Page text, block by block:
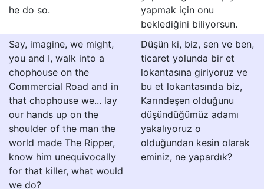
he do so.
yapmak için onu
beklediğini biliyorsun.
Say, imagine, we might,
you and I, walk into a
chophouse on the
Commercial Road and in
that chophouse we... lay
our hands up on the
shoulder of the man the
world made The Ripper,
know him unequivocally
for that killer, what would
we do?
Düşün ki, biz, sen ve ben,
ticaret yolunda bir et
lokantasına giriyoruz ve
bu et lokantasında biz,
Karındeşen olduğunu
düşündüğümüz adamı
yakalıyoruz o
olduğundan kesin olarak
eminiz, ne yapardık?